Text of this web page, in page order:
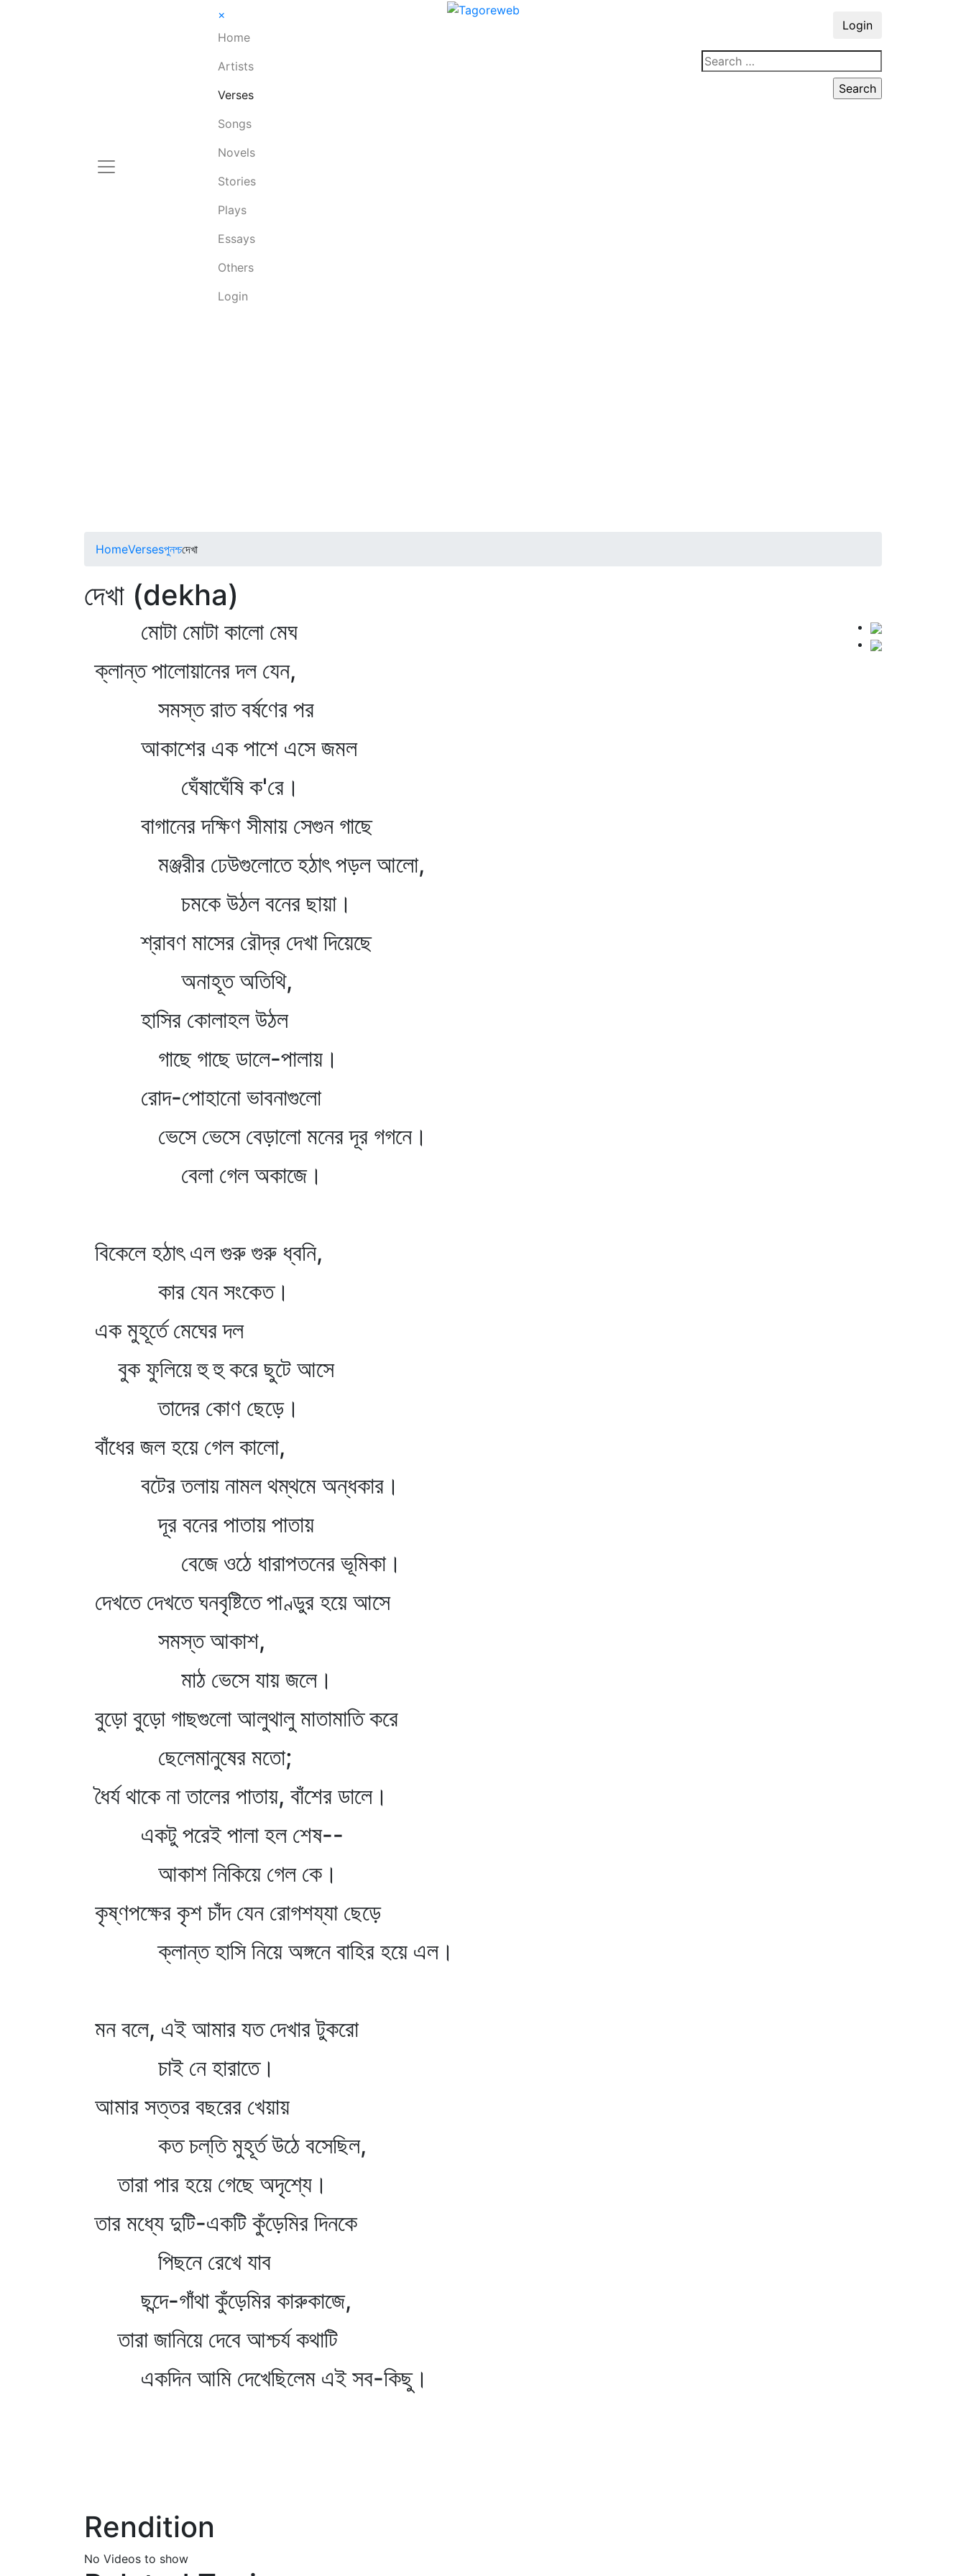
×
Home
Artists
Verses
Songs
Novels
Stories
Plays
Essays
Others
Login
Login
HomeVersesপুনশ্চদেখা
দেখা (dekha)
মোটা মোটা কালো মেঘ
ক্লান্ত পালোয়ানের দল যেন,
সমস্ত রাত বর্ষণের পর
আকাশের এক পাশে এসে জমল
ঘেঁষাঘেঁষি ক'রে।
বাগানের দক্ষিণ সীমায় সেগুন গাছে
মঞ্জরীর ঢেউগুলোতে হঠাৎ পড়ল আলো,
চমকে উঠল বনের ছায়া।
শ্রাবণ মাসের রৌদ্র দেখা দিয়েছে
অনাহূত অতিথি,
হাসির কোলাহল উঠল
গাছে গাছে ডালে-পালায়।
রোদ-পোহানো ভাবনাগুলো
ভেসে ভেসে বেড়ালো মনের দূর গগনে।
বেলা গেল অকাজে।
বিকেলে হঠাৎ এল গুরু গুরু ধ্বনি,
কার যেন সংকেত।
এক মুহূর্তে মেঘের দল
বুক ফুলিয়ে হু হু করে ছুটে আসে
তাদের কোণ ছেড়ে।
বাঁধের জল হয়ে গেল কালো,
বটের তলায় নামল থম্‌থমে অন্ধকার।
দূর বনের পাতায় পাতায়
বেজে ওঠে ধারাপতনের ভূমিকা।
দেখতে দেখতে ঘনবৃষ্টিতে পাণ্ডুর হয়ে আসে
সমস্ত আকাশ,
মাঠ ভেসে যায় জলে।
বুড়ো বুড়ো গাছগুলো আলুথালু মাতামাতি করে
ছেলেমানুষের মতো;
ধৈর্য থাকে না তালের পাতায়, বাঁশের ডালে।
একটু পরেই পালা হল শেষ--
আকাশ নিকিয়ে গেল কে।
কৃষ্ণপক্ষের কৃশ চাঁদ যেন রোগশয্যা ছেড়ে
ক্লান্ত হাসি নিয়ে অঙ্গনে বাহির হয়ে এল।
মন বলে, এই আমার যত দেখার টুকরো
চাই নে হারাতে।
আমার সত্তর বছরের খেয়ায়
কত চল্‌তি মুহূর্ত উঠে বসেছিল,
তারা পার হয়ে গেছে অদৃশ্যে।
তার মধ্যে দুটি-একটি কুঁড়েমির দিনকে
পিছনে রেখে যাব
ছন্দে-গাঁথা কুঁড়েমির কারুকাজে,
তারা জানিয়ে দেবে আশ্চর্য কথাটি
একদিন আমি দেখেছিলেম এই সব-কিছু।
Rendition
No Videos to show